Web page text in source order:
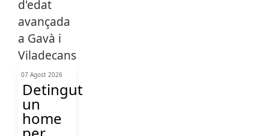
07 Agost 2026
Detingut
un
home